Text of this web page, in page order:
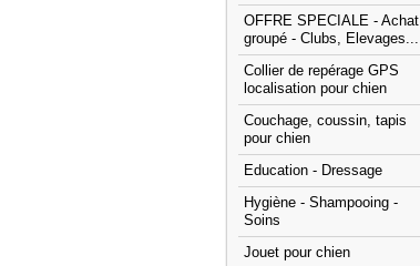
OFFRE SPECIALE - Achat
groupé - Clubs, Elevages...
Collier de repérage GPS
localisation pour chien
Couchage, coussin, tapis
pour chien
Education - Dressage
Hygiène - Shampooing -
Soins
Jouet pour chien